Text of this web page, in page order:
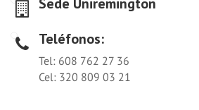
Teléfonos:
Tel: 608 762 27 36
Cel: 320 809 03 21